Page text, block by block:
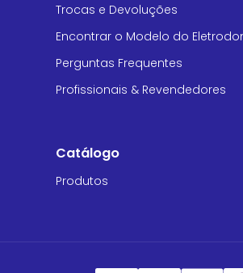
Trocas e Devoluções
Encontrar o Modelo do
Perguntas Frequentes
Profissionais & Revendedores
Catálogo
Produtos